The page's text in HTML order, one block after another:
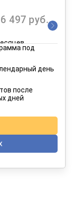
497 руб.
249 руб.
под
день
после
дней